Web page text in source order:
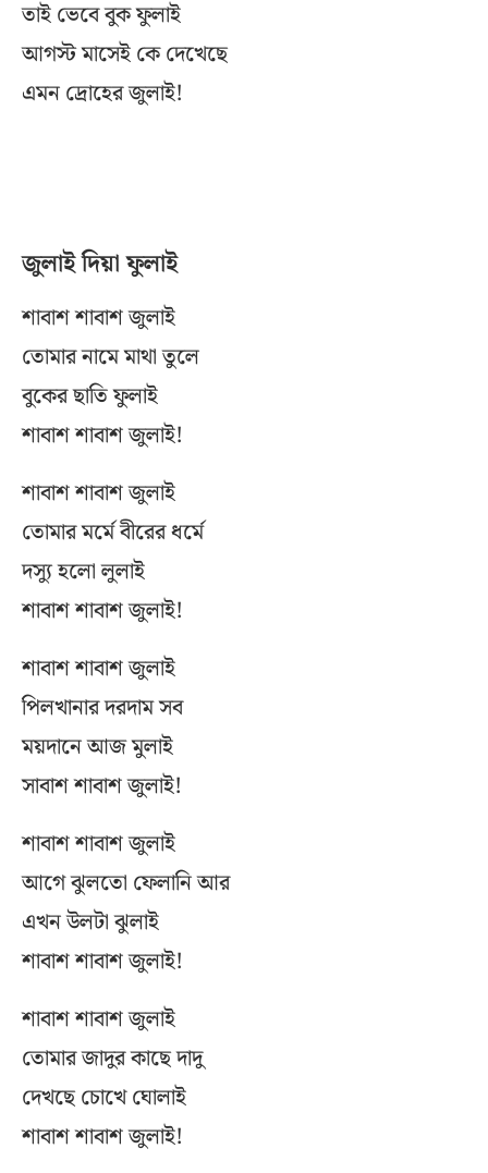
তাই ভেবে বুক ফুলাই
আগস্ট মাসেই কে দেখেছে
এমন দ্রোহের জুলাই!
জুলাই দিয়া ফুলাই
শাবাশ শাবাশ জুলাই
তোমার নামে মাথা তুলে
বুকের ছাতি ফুলাই
শাবাশ শাবাশ জুলাই!
শাবাশ শাবাশ জুলাই
তোমার মর্মে বীরের ধর্মে
দস্যু হলো লুলাই
শাবাশ শাবাশ জুলাই!
শাবাশ শাবাশ জুলাই
পিলখানার দরদাম সব
ময়দানে আজ মুলাই
সাবাশ শাবাশ জুলাই!
শাবাশ শাবাশ জুলাই
আগে ঝুলতো ফেলানি আর
এখন উলটা ঝুলাই
শাবাশ শাবাশ জুলাই!
শাবাশ শাবাশ জুলাই
তোমার জাদুর কাছে দাদু
দেখছে চোখে ঘোলাই
শাবাশ শাবাশ জুলাই!